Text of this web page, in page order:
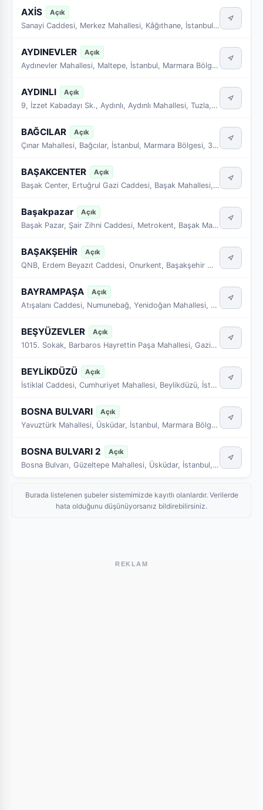
AXİS Açık
Sanayi Caddesi, Merkez Mahallesi, Kâğıthane, İstanbul, Marmara Bölgesi, 34410, Türkiye
AYDINEVLER Açık
Aydınevler Mahallesi, Maltepe, İstanbul, Marmara Bölgesi, 34854, Türkiye
AYDINLI Açık
9, İzzet Kabadayı Sk., Aydınlı, Aydınlı Mahallesi, Tuzla, İstanbul, Marmara Bölgesi, 34953, Türkiye
BAĞCILAR Açık
Çınar Mahallesi, Bağcılar, İstanbul, Marmara Bölgesi, 34200
BAŞAKCENTER Açık
Başak Center, Ertuğrul Gazi Caddesi, Başak Mahallesi, Başakşehir, İstanbul, Marmara Bölgesi, 34480, Türkiye
Başakpazar Açık
Başak Pazar, Şair Zihni Caddesi, Metrokent, Başak Mahallesi, Başakşehir, İstanbul, Marmara Bölgesi
BAŞAKŞEHİR Açık
QNB, Erdem Beyazıt Caddesi, Onurkent, Başakşehir Mahallesi, Başakşehir, İstanbul, Marmara Bölgesi, 34480
BAYRAMPAŞA Açık
Atışalanı Caddesi, Numunebağ, Yenidoğan Mahallesi, Bayrampaşa, İstanbul, Marmara Bölgesi, 34030, Türkiye
BEŞYÜZEVLER Açık
1015. Sokak, Barbaros Hayrettin Paşa Mahallesi, Gaziosmanpaşa, İstanbul, Marmara Bölgesi, 34250
BEYLİKDÜZÜ Açık
İstiklal Caddesi, Cumhuriyet Mahallesi, Beylikdüzü, İstanbul, Marmara Bölgesi, 34520, Türkiye
BOSNA BULVARI Açık
Yavuztürk Mahallesi, Üsküdar, İstanbul, Marmara Bölgesi, 34690, Türkiye
BOSNA BULVARI 2 Açık
Bosna Bulvarı, Güzeltepe Mahallesi, Üsküdar, İstanbul, Marmara Bölgesi, 34680, Türkiye
Burada listelenen şubeler sistemimizde kayıtlı olanlardır. Verilerde
hata olduğunu düşünüyorsanız bildirebilirsiniz.
REKLAM